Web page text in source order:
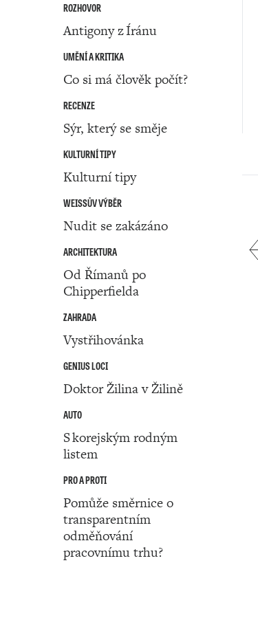
ROZHOVOR
Antigony z Íránu
UMĚNÍ A KRITIKA
Co si má člověk počít?
RECENZE
Sýr, který se směje
KULTURNÍ TIPY
Kulturní tipy
WEISSŮV VÝBĚR
Nudit se zakázáno
ARCHITEKTURA
Od Římanů po
Chipperfielda
ZAHRADA
Vystřihovánka
GENIUS LOCI
Doktor Žilina v Žilině
AUTO
S korejským rodným
listem
PRO A PROTI
Pomůže směrnice o
transparentním
odměňování
pracovnímu trhu?